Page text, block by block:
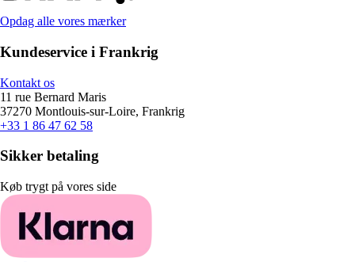
Opdag alle vores mærker
Kundeservice i Frankrig
Kontakt os
11 rue Bernard Maris
37270 Montlouis-sur-Loire, Frankrig
+33 1 86 47 62 58
Sikker betaling
Køb trygt på vores side